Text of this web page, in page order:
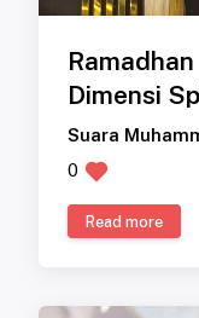
Dimensi
Suara
0
Read more